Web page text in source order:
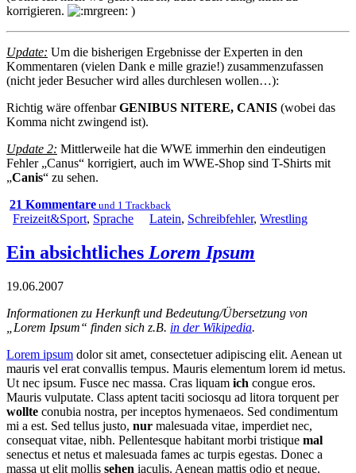
korrigieren.
)
Update: Um die bisherigen Ergebnisse der Experten in den
Kommentaren (vielen Dank e mille grazie!) zusammenzufassen
(nicht jeder Besucher wird alles durchlesen wollen…):
Richtig wäre offenbarGENIBUS NITERE, CANIS (wobei das
Komma nicht zwingend ist).
Update 2: Mittlerweile hat die WWE immerhin den eindeutigen
Fehler „Canus“ korrigiert, auch im WWE-Shop sind T-Shirts mit
„Canis“ zu sehen.
21 Kommentare und 1 Trackback
Freizeit&Sport, Sprache Latein, Schreibfehler, Wrestling
Ein absichtliches Lorem Ipsum
19.06.2007
Informationen zu Herkunft und Bedeutung/Übersetzung von
„Lorem Ipsum“ finden sich z.B. in der Wikipedia.
Lorem ipsum dolor sit amet, consectetuer adipiscing elit. Aenean ut
mauris vel erat convallis tempus. Mauris elementum lorem id metus.
Ut nec ipsum. Fusce nec massa. Cras liquam ich congue eros.
Mauris vulputate. Class aptent taciti sociosqu ad litora torquent per
wollte conubia nostra, per inceptos hymenaeos. Sed condimentum
mi a est. Sed tellus justo, nur malesuada vitae, imperdiet nec,
consequat vitae, nibh. Pellentesque habitant morbi tristique mal
senectus et netus et malesuada fames ac turpis egestas. Donec a
massa ut elit mollis sehen iaculis. Aenean mattis odio et neque.